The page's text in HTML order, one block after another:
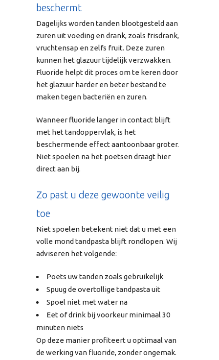
beschermt
Dagelijks worden tanden blootgesteld aan
zuren uit voeding en drank, zoals frisdrank,
vruchtensap en zelfs fruit. Deze zuren
kunnen het glazuur tijdelijk verzwakken.
Fluoride helpt dit proces om te keren door
het glazuur harder en beter bestand te
maken tegen bacteriën en zuren.
Wanneer fluoride langer in contact blijft
met het tandoppervlak, is het
beschermende effect aantoonbaar groter.
Niet spoelen na het poetsen draagt hier
direct aan bij.
Zo past u deze gewoonte veilig
toe
Niet spoelen betekent niet dat u met een
volle mond tandpasta blijft rondlopen. Wij
adviseren het volgende:
Poets uw tanden zoals gebruikelijk
Spuug de overtollige tandpasta uit
Spoel niet met water na
Eet of drink bij voorkeur minimaal 30
minuten niets
Op deze manier profiteert u optimaal van
de werking van fluoride, zonder ongemak.